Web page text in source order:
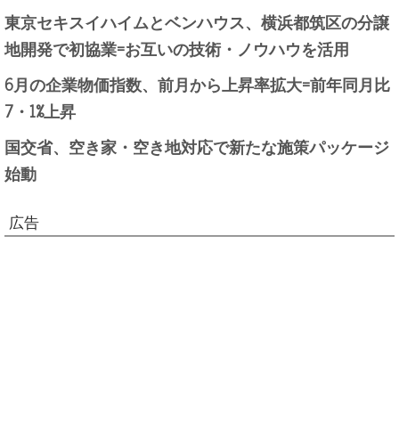
東京セキスイハイムとベンハウス、横浜都筑区の分譲
地開発で初協業=お互いの技術・ノウハウを活用
6月の企業物価指数、前月から上昇率拡大=前年同月比
7・1%上昇
国交省、空き家・空き地対応で新たな施策パッケージ
始動
広告